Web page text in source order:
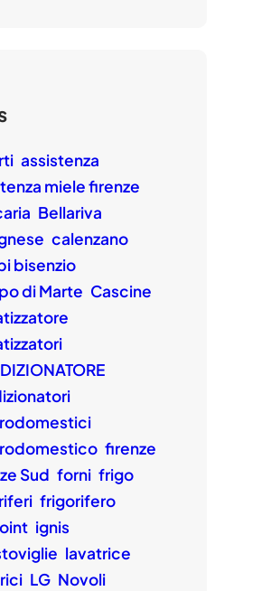
assistenza
miele firenze
Bellariva
calenzano
bisenzio
di Marte Cascine
firenze
Sud forni frigo
frigorifero
ignis
lavatrice
LG Novoli